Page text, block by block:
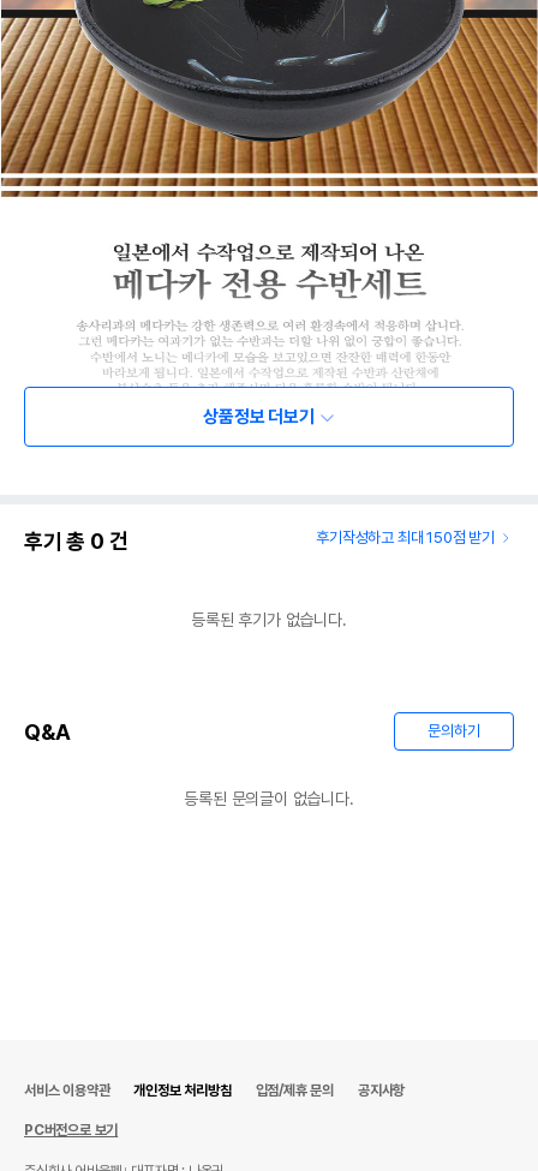
상품정보 더보기
후기 총 0 건 후기작성하고 최대 150점 받기
등록된 후기가 없습니다.
Q&A 문의하기
등록된 문의글이 없습니다.
서비스 이용약관 개인정보 처리방침 입점/제휴 문의 공지사항
PC버전으로 보기